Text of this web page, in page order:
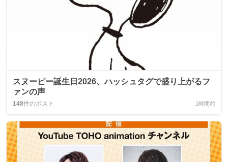
スヌーピー誕生日2026、ハッシュタグで盛り上がるフ
ァンの声
148件のポスト 1時間前